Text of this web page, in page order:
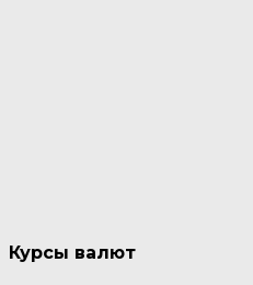
Курсы валют